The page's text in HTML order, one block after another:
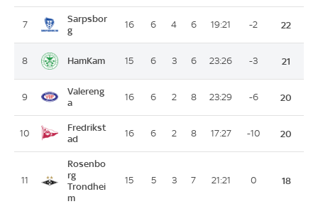
7
Sarpsbor
g
16 6 4 6 19:21 -2 22
8 HamKam 15 6 3 6 23:26 -3 21
9
Valereng
a
16 6 2 8 23:29 -6 20
10
Fredrikst
ad
16 6 2 8 17:27 -10 20
11
Rosenbo
rg
Trondhei
m
15 5 3 7 21:21 0 18